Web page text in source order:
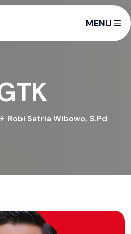
MENU
Robi Satria Wibowo, S.Pd